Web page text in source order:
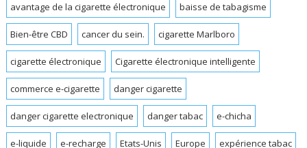
avantage de la cigarette électronique baisse de tabagisme
Bien-être CBD cancer du sein. cigarette Marlboro
cigarette électronique Cigarette électronique intelligente
commerce e-cigarette danger cigarette
danger cigarette electronique danger tabac e-chicha
e-liquide e-recharge Etats-Unis Europe expérience tabac